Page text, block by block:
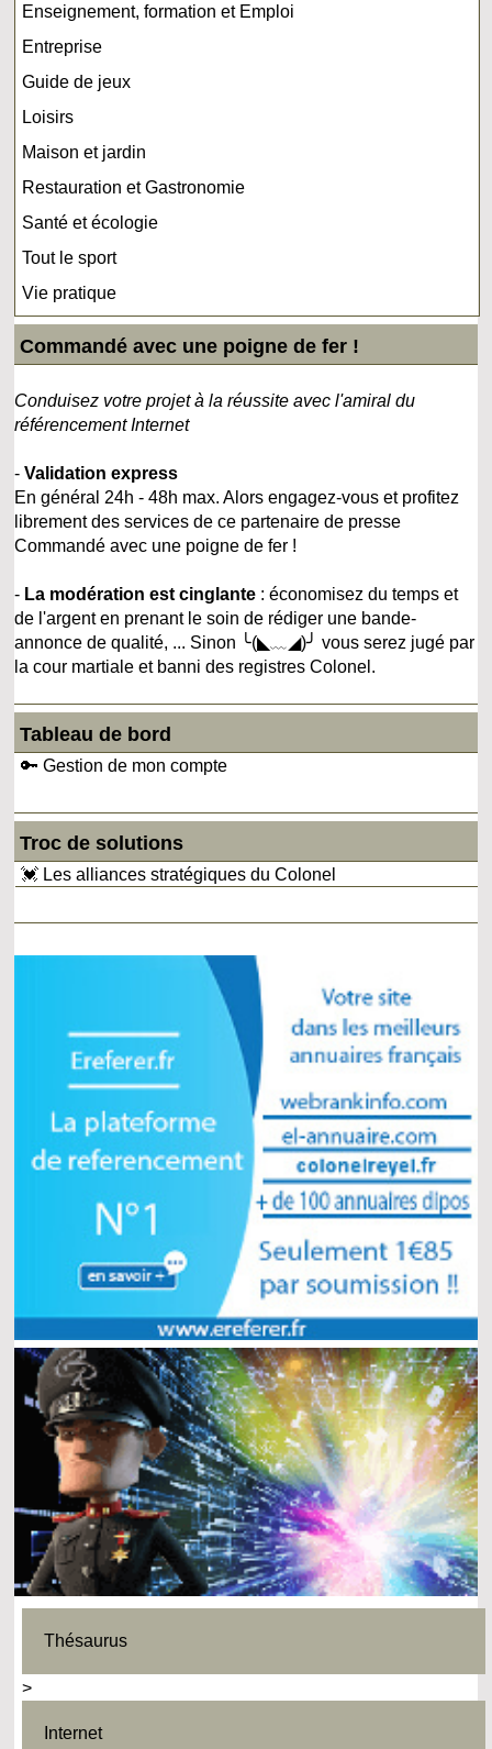
Enseignement, formation et Emploi
Entreprise
Guide de jeux
Loisirs
Maison et jardin
Restauration et Gastronomie
Santé et écologie
Tout le sport
Vie pratique
Commandé avec une poigne de fer !
Conduisez votre projet à la réussite avec l'amiral du
référencement Internet
-Validation express
En général 24h - 48h max. Alors engagez-vous et profitez
librement des services de ce partenaire de presse
Commandé avec une poigne de fer !
- La modération est cinglante : économisez du temps et
de l'argent en prenant le soin de rédiger une bande-
annonce de qualité, ... Sinon ╰(◣﹏◢)╯ vous serez jugé par
la cour martiale et banni des registres Colonel.
Tableau de bord
🔑 Gestion de mon compte
Troc de solutions
💓 Les alliances stratégiques du Colonel
Thésaurus
>
Internet